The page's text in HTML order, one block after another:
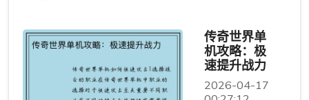
传奇世界单
机攻略：极
速提升战力
2026-04-17